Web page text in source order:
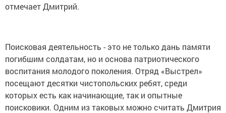
отмечает Дмитрий.
Поисковая деятельность - это не только дань памяти
погибшим солдатам, но и основа патриотического
воспитания молодого поколения. Отряд «Выстрел»
посещают десятки чистопольских ребят, среди
которых есть как начинающие, так и опытные
поисковики. Одним из таковых можно считать Дмитрия